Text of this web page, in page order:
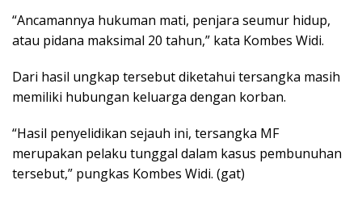
“Ancamannya hukuman mati, penjara seumur hidup,
atau pidana maksimal 20 tahun,” kata Kombes Widi.
Dari hasil ungkap tersebut diketahui tersangka masih
memiliki hubungan keluarga dengan korban.
“Hasil penyelidikan sejauh ini, tersangka MF
merupakan pelaku tunggal dalam kasus pembunuhan
tersebut,” pungkas Kombes Widi. (gat)